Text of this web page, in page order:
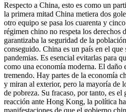
Respecto a China, esto es como un
la primera mitad China metiera dos
otro equipo se pasa los cuarenta y
régimen chino no respeta los derechos
garantizaba la seguridad de la
conseguido. China es un país en el que
pandemias. Es esencial evitarlas para
como una economía moderna. El daño
tremendo. Hay partes de la economía
y miran al exterior, pero la mayoría de
de pobreza. Su fracaso, por tanto, es el
reacción ante Hong Kong, la política
manifestaciones de que el gobierno